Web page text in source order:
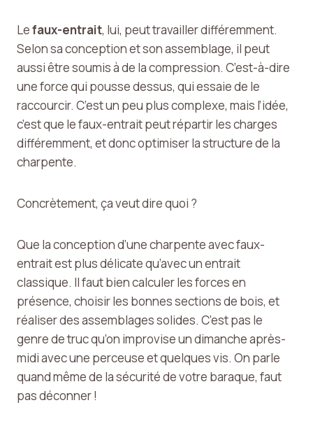
Lefaux-entrait, lui, peut travailler différemment.
Selon sa conception et son assemblage, il peut
aussi être soumis à de la compression. C’est-à-dire
une force qui pousse dessus, qui essaie de le
raccourcir. C’est un peu plus complexe, mais l’idée,
c’est que le faux-entrait peut répartir les charges
différemment, et donc optimiser la structure de la
charpente.
Concrètement, ça veut dire quoi ?
Que la conception d’une charpente avec faux-
entrait est plus délicate qu’avec un entrait
classique. Il faut bien calculer les forces en
présence, choisir les bonnes sections de bois, et
réaliser des assemblages solides. C’est pas le
genre de truc qu’on improvise un dimanche après-
midi avec une perceuse et quelques vis. On parle
quand même de la sécurité de votre baraque, faut
pas déconner !